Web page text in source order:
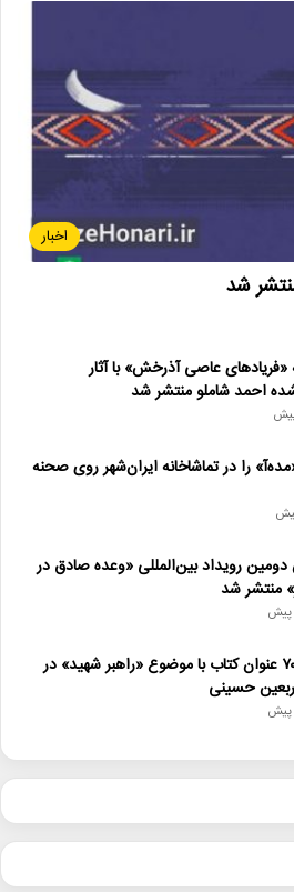
اخبار
شد
عاصی آذرخش» با آثار
احمد شاملو منتشر شد
را در تماشاخانه ایران‌شهر روی صحنه
دومین رویداد بین‌المللی «وعده صادق در
منتشر شد
معرفی ۷۰ عنوان کتاب با موضوع «راهبر شهید» در
حسینی